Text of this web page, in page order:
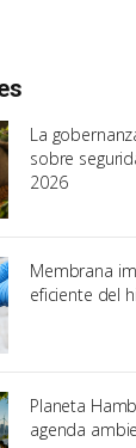
La
sobre
2026
Membrana
eficiente del
Planeta
agenda